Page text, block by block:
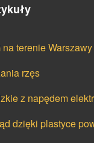
terenie
rzęs
z napędem
dzięki plastyce